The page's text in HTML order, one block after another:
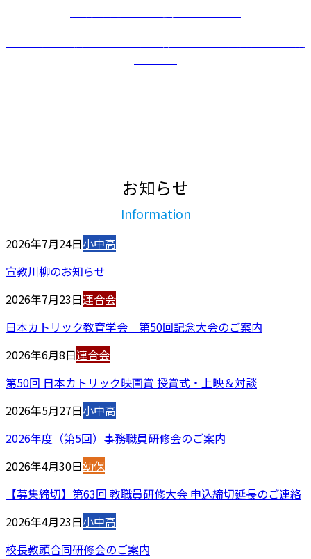
お知らせ
Information
2026年7月24日小中高
宣教川柳のお知らせ
2026年7月23日連合会
日本カトリック教育学会 第50回記念大会のご案内
2026年6月8日連合会
第50回 日本カトリック映画賞 授賞式・上映＆対談
2026年5月27日小中高
2026年度（第5回）事務職員研修会のご案内
2026年4月30日幼保
【募集締切】第63回 教職員研修大会 申込締切延長のご連絡
2026年4月23日小中高
校長教頭合同研修会のご案内